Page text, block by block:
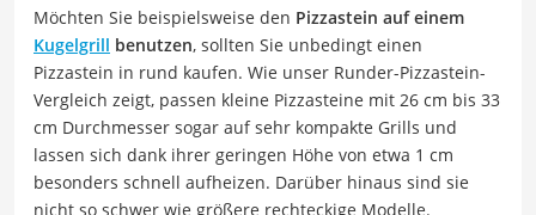
Möchten Sie beispielsweise den Pizzastein auf einem
Kugelgrill benutzen, sollten Sie unbedingt einen
Pizzastein in rund kaufen. Wie unser Runder-Pizzastein-
Vergleich zeigt, passen kleine Pizzasteine mit 26 cm bis 33
cm Durchmesser sogar auf sehr kompakte Grills und
lassen sich dank ihrer geringen Höhe von etwa 1 cm
besonders schnell aufheizen. Darüber hinaus sind sie
nicht so schwer wie größere rechteckige Modelle.